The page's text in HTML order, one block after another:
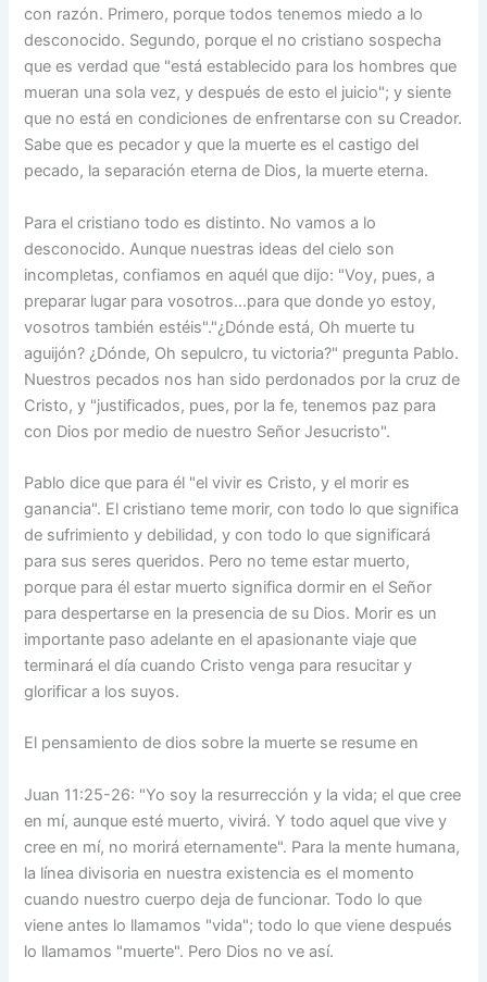
con razón. Primero, porque todos tenemos miedo a lo
desconocido. Segundo, porque el no cristiano sospecha
que es verdad que "está establecido para los hombres que
mueran una sola vez, y después de esto el juicio"; y siente
que no está en condiciones de enfrentarse con su Creador.
Sabe que es pecador y que la muerte es el castigo del
pecado, la separación eterna de Dios, la muerte eterna.
Para el cristiano todo es distinto. No vamos a lo
desconocido. Aunque nuestras ideas del cielo son
incompletas, confiamos en aquél que dijo: "Voy, pues, a
preparar lugar para vosotros…para que donde yo estoy,
vosotros también estéis"."¿Dónde está, Oh muerte tu
aguijón? ¿Dónde, Oh sepulcro, tu victoria?" pregunta Pablo.
Nuestros pecados nos han sido perdonados por la cruz de
Cristo, y "justificados, pues, por la fe, tenemos paz para
con Dios por medio de nuestro Señor Jesucristo".
Pablo dice que para él "el vivir es Cristo, y el morir es
ganancia". El cristiano teme morir, con todo lo que significa
de sufrimiento y debilidad, y con todo lo que significará
para sus seres queridos. Pero no teme estar muerto,
porque para él estar muerto significa dormir en el Señor
para despertarse en la presencia de su Dios. Morir es un
importante paso adelante en el apasionante viaje que
terminará el día cuando Cristo venga para resucitar y
glorificar a los suyos.
El pensamiento de dios sobre la muerte se resume en
Juan 11:25-26: "Yo soy la resurrección y la vida; el que cree
en mí, aunque esté muerto, vivirá. Y todo aquel que vive y
cree en mí, no morirá eternamente". Para la mente humana,
la línea divisoria en nuestra existencia es el momento
cuando nuestro cuerpo deja de funcionar. Todo lo que
viene antes lo llamamos "vida"; todo lo que viene después
lo llamamos "muerte". Pero Dios no ve así.